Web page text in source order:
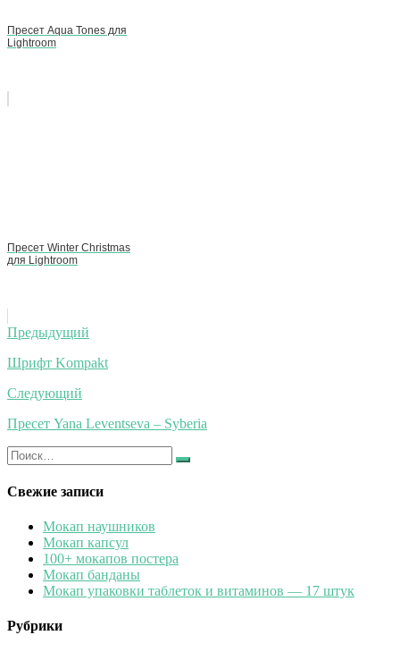
Пресет Aqua Tones для
Lightroom
Пресет Winter Christmas
для Lightroom
Навигация
по
записям
Предыдущий
Шрифт Kompakt
Следующий
Пресет Yana Leventseva – Syberia
Искать:
Найти
Свежие записи
Мокап наушников
Мокап капсул
100+ мокапов постера
Мокап банданы
Мокап упаковки таблеток и витаминов — 17 штук
Рубрики